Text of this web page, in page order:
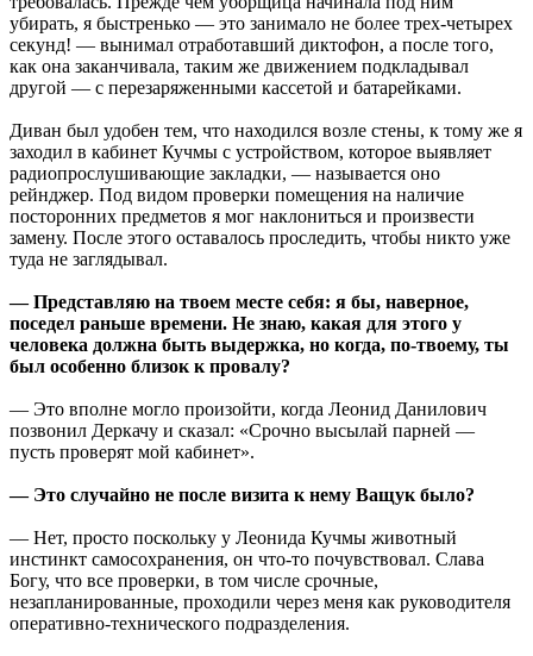
убирать, я быстренько — это занимало не более трех-четырех
секунд! — вынимал отработавший диктофон, а после того,
как она заканчивала, таким же движением подкладывал
другой — с перезаряженными кассетой и батарейками.
Диван был удобен тем, что находился возле стены, к тому же я
заходил в кабинет Кучмы с устройством, которое выявляет
радиопрослушивающие закладки, — называется оно
рейнджер. Под видом проверки помещения на наличие
посторонних предметов я мог наклониться и произвести
замену. После этого оставалось проследить, чтобы никто уже
туда не заглядывал.
— Представляю на твоем месте себя: я бы, наверное,
поседел раньше времени. Не знаю, какая для этого у
человека должна быть выдержка, но когда, по-твоему, ты
был особенно близок к провалу?
— Это вполне могло произойти, когда Леонид Данилович
позвонил Деркачу и сказал: «Срочно высылай парней —
пусть проверят мой кабинет».
— Это случайно не после визита к нему Ващук было?
— Нет, просто поскольку у Леонида Кучмы животный
инстинкт самосохранения, он что-то почувствовал. Слава
Богу, что все проверки, в том числе срочные,
незапланированные, проходили через меня как руководителя
оперативно-технического подразделения.